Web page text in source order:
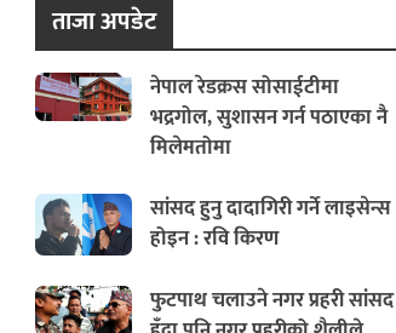
ताजा अपडेट
नेपाल रेडक्रस सोसाईटीमा
भद्रगोल, सुशासन गर्न पठाएका नै
मिलेमतोमा
सांसद हुनु दादागिरी गर्ने लाइसेन्स
होइन : रवि किरण
फुटपाथ चलाउने नगर प्रहरी सांसद